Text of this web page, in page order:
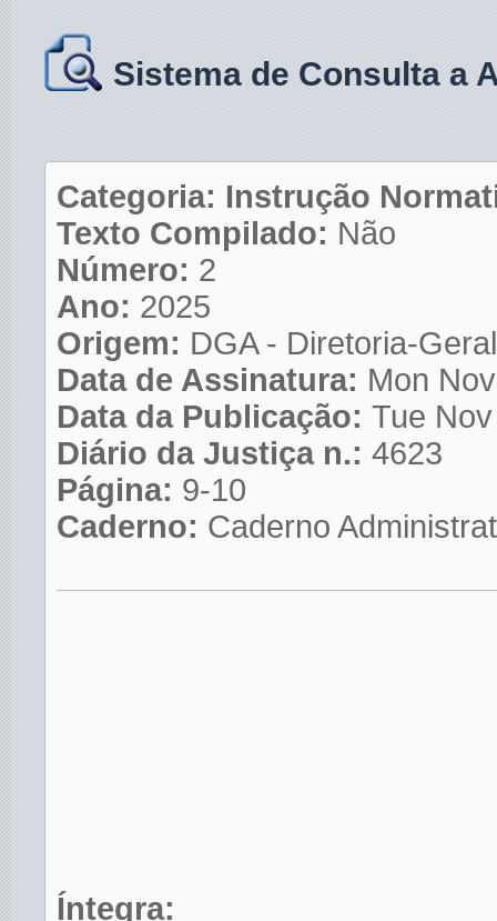
Sistema de Consulta a
Categoria: Instrução
Texto Compilado: Não
Número: 2
Ano: 2025
Origem: DGA - Diretoria-
Data de Assinatura: Mon
Data da Publicação: Tue
Diário da Justiça n.: 4623
Página: 9-10
Caderno: Caderno
Íntegra: